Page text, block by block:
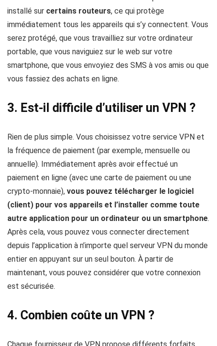
installé sur certains routeurs, ce qui protège
immédiatement tous les appareils qui s’y connectent. Vous
serez protégé, que vous travailliez sur votre ordinateur
portable, que vous naviguiez sur le web sur votre
smartphone, que vous envoyiez des SMS à vos amis ou que
vous fassiez des achats en ligne.
3. Est-il difficile d’utiliser un VPN ?
Rien de plus simple. Vous choisissez votre service VPN et
la fréquence de paiement (par exemple, mensuelle ou
annuelle). Immédiatement après avoir effectué un
paiement en ligne (avec une carte de paiement ou une
crypto-monnaie), vous pouvez télécharger le logiciel
(client) pour vos appareils et l’installer comme toute
autre application pour un ordinateur ou un smartphone.
Après cela, vous pouvez vous connecter directement
depuis l’application à n’importe quel serveur VPN du monde
entier en appuyant sur un seul bouton. À partir de
maintenant, vous pouvez considérer que votre connexion
est sécurisée.
4. Combien coûte un VPN ?